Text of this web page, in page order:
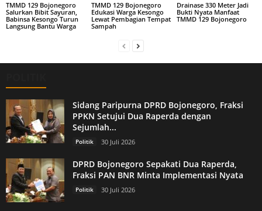
TMMD 129 Bojonegoro
Salurkan Bibit Sayuran,
Babinsa Kesongo Turun
Langsung Bantu Warga
TMMD 129 Bojonegoro
Edukasi Warga Kesongo
Lewat Pembagian Tempat
Sampah
Drainase 330 Meter Jadi
Bukti Nyata Manfaat
TMMD 129 Bojonegoro
Sidang Paripurna DPRD Bojonegoro, Fraksi
PPKN Setujui Dua Raperda dengan
Sejumlah...
Politik 30 Juli 2026
DPRD Bojonegoro Sepakati Dua Raperda,
Fraksi PAN BNR Minta Implementasi Nyata
Politik 30 Juli 2026